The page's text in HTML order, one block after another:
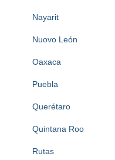
Nayarit
Nuovo León
Oaxaca
Puebla
Querétaro
Quintana Roo
Rutas